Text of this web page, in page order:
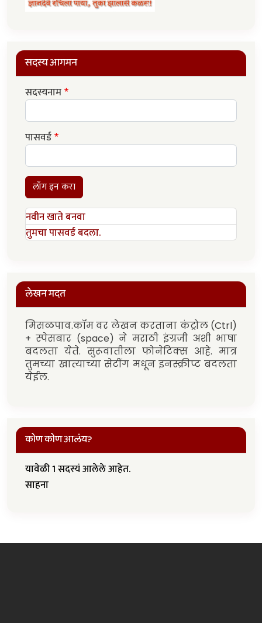
सदस्य आगमन
सदस्यनाम
पासवर्ड
लॉग इन करा
नवीन खाते बनवा
तुमचा पासवर्ड बदला.
लेखन मदत
मिसळपाव.कॉम वर लेखन करताना कंट्रोल (Ctrl)
+ स्पेसबार (space) ने मराठी इंग्रजी अशी भाषा
बदलता येते. सुरूवातीला फोनेटिक्स आहे. मात्र
तुमच्या खात्याच्या सेटींग मधून इनस्क्रीप्ट बदलता
येईल.
कोण कोण आलंय?
यावेळी 1 सदस्यं आलेले आहेत.
साहना